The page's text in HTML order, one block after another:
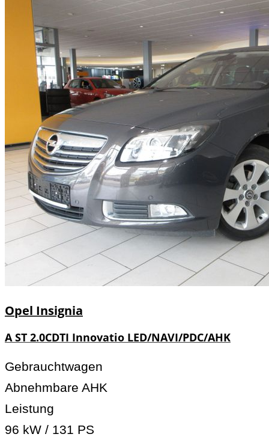
Opel Insignia
A ST 2.0CDTI Innovatio LED/NAVI/PDC/AHK
Gebrauchtwagen
Abnehmbare AHK
Leistung
96 kW / 131 PS